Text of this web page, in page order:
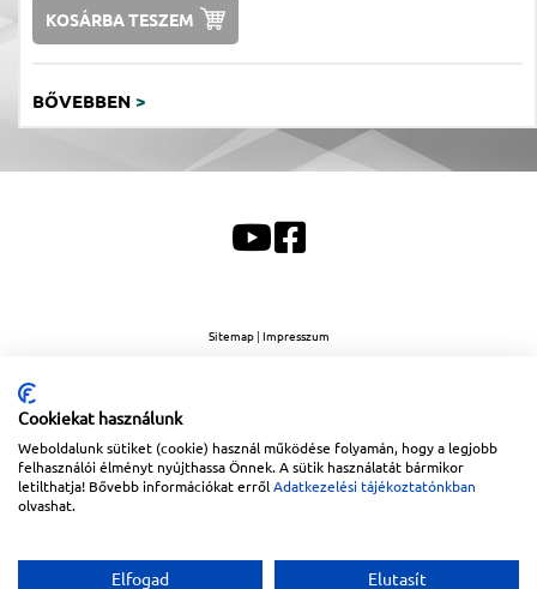
KOSÁRBA TESZEM
BŐVEBBEN >
Sitemap | Impresszum
Cookiekat használunk
Weboldalunk sütiket (cookie) használ működése folyamán, hogy a legjobb
felhasználói élményt nyújthassa Önnek. A sütik használatát bármikor
letilthatja! Bővebb információkat errőlAdatkezelési tájékoztatónkban
olvashat.
Elfogad Elutasít